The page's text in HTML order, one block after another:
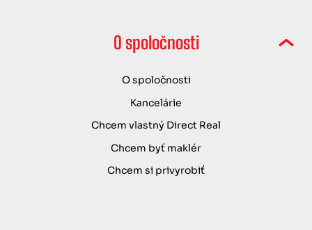
O spoločnosti
O spoločnosti
Kancelárie
Chcem vlastný Direct Real
Chcem byť maklér
Chcem si privyrobiť